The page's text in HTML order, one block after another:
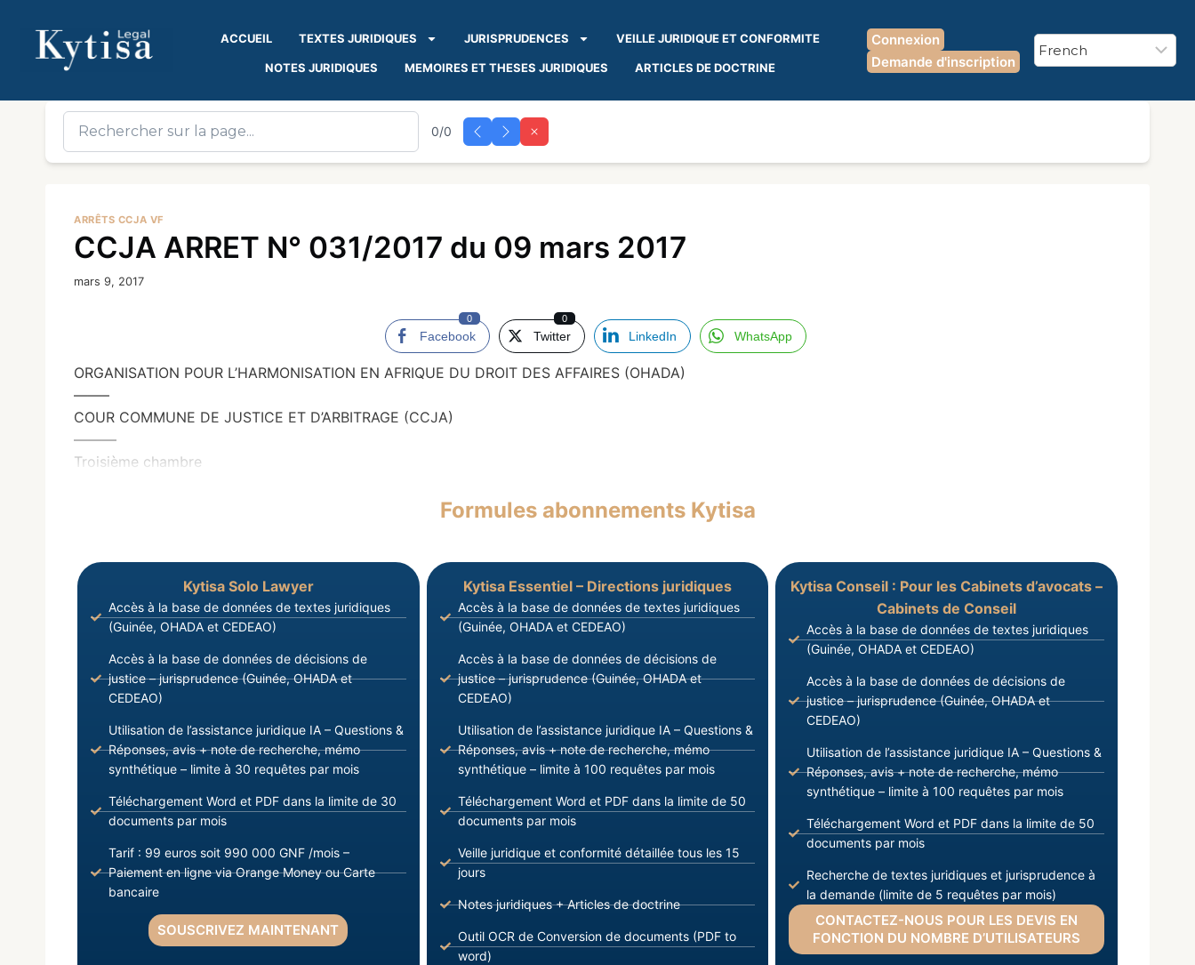
ACCUEIL TEXTES JURIDIQUES JURISPRUDENCES VEILLE JURIDIQUE ET CONFORMITE
NOTES JURIDIQUES MEMOIRES ET THESES JURIDIQUES ARTICLES DE DOCTRINE
Connexion
Demande d'inscription
0/0
ARRÊTS CCJA VF
CCJA ARRET N° 031/2017 du 09 mars 2017
mars 9, 2017
Facebook
0
Twitter
0
LinkedIn WhatsApp
ORGANISATION POUR L’HARMONISATION EN AFRIQUE DU DROIT DES AFFAIRES (OHADA)
——–
COUR COMMUNE DE JUSTICE ET D’ARBITRAGE (CCJA)
———
Troisième chambre
Formules abonnements Kytisa
Kytisa Solo Lawyer
Accès à la base de données de textes juridiques
(Guinée, OHADA et CEDEAO)
Accès à la base de données de décisions de
justice – jurisprudence (Guinée, OHADA et
CEDEAO)
Utilisation de l’assistance juridique IA – Questions &
Réponses, avis + note de recherche, mémo
synthétique – limite à 30 requêtes par mois
Téléchargement Word et PDF dans la limite de 30
documents par mois
Tarif : 99 euros soit 990 000 GNF /mois –
Paiement en ligne via Orange Money ou Carte
bancaire
SOUSCRIVEZ MAINTENANT
Kytisa Essentiel – Directions juridiques
Accès à la base de données de textes juridiques
(Guinée, OHADA et CEDEAO)
Accès à la base de données de décisions de
justice – jurisprudence (Guinée, OHADA et
CEDEAO)
Utilisation de l’assistance juridique IA – Questions &
Réponses, avis + note de recherche, mémo
synthétique – limite à 100 requêtes par mois
Téléchargement Word et PDF dans la limite de 50
documents par mois
Veille juridique et conformité détaillée tous les 15
jours
Notes juridiques + Articles de doctrine
Outil OCR de Conversion de documents (PDF to
word)
Kytisa Conseil : Pour les Cabinets d’avocats –
Cabinets de Conseil
Accès à la base de données de textes juridiques
(Guinée, OHADA et CEDEAO)
Accès à la base de données de décisions de
justice – jurisprudence (Guinée, OHADA et
CEDEAO)
Utilisation de l’assistance juridique IA – Questions &
Réponses, avis + note de recherche, mémo
synthétique – limite à 100 requêtes par mois
Téléchargement Word et PDF dans la limite de 50
documents par mois
Recherche de textes juridiques et jurisprudence à
la demande (limite de 5 requêtes par mois)
CONTACTEZ-NOUS POUR LES DEVIS EN
FONCTION DU NOMBRE D’UTILISATEURS